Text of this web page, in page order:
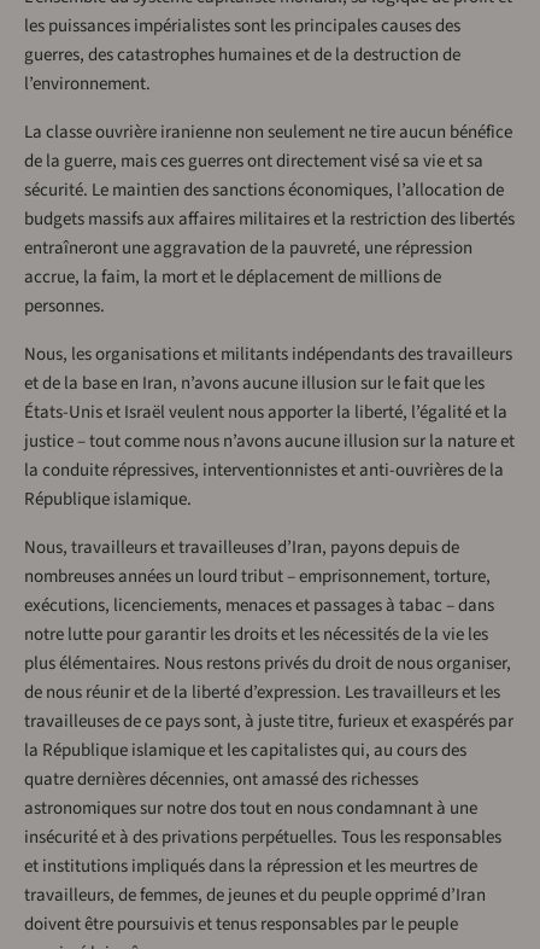
les puissances impérialistes sont les principales causes des
guerres, des catastrophes humaines et de la destruction de
l’environnement.
La classe ouvrière iranienne non seulement ne tire aucun bénéfice
de la guerre, mais ces guerres ont directement visé sa vie et sa
sécurité. Le maintien des sanctions économiques, l’allocation de
budgets massifs aux affaires militaires et la restriction des libertés
entraîneront une aggravation de la pauvreté, une répression
accrue, la faim, la mort et le déplacement de millions de
personnes.
Nous, les organisations et militants indépendants des travailleurs
et de la base en Iran, n’avons aucune illusion sur le fait que les
États-Unis et Israël veulent nous apporter la liberté, l’égalité et la
justice – tout comme nous n’avons aucune illusion sur la nature et
la conduite répressives, interventionnistes et anti-ouvrières de la
République islamique.
Nous, travailleurs et travailleuses d’Iran, payons depuis de
nombreuses années un lourd tribut – emprisonnement, torture,
exécutions, licenciements, menaces et passages à tabac – dans
notre lutte pour garantir les droits et les nécessités de la vie les
plus élémentaires. Nous restons privés du droit de nous organiser,
de nous réunir et de la liberté d’expression. Les travailleurs et les
travailleuses de ce pays sont, à juste titre, furieux et exaspérés par
la République islamique et les capitalistes qui, au cours des
quatre dernières décennies, ont amassé des richesses
astronomiques sur notre dos tout en nous condamnant à une
insécurité et à des privations perpétuelles. Tous les responsables
et institutions impliqués dans la répression et les meurtres de
travailleurs, de femmes, de jeunes et du peuple opprimé d’Iran
doivent être poursuivis et tenus responsables par le peuple